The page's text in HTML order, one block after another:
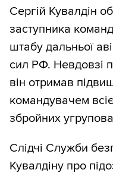
Сергій Кувалдін
заступника
штабу дальньої
сил РФ. Невдовзі
він отримав
командувачем
збройних
Слідчі Служби
Кувалдіну про